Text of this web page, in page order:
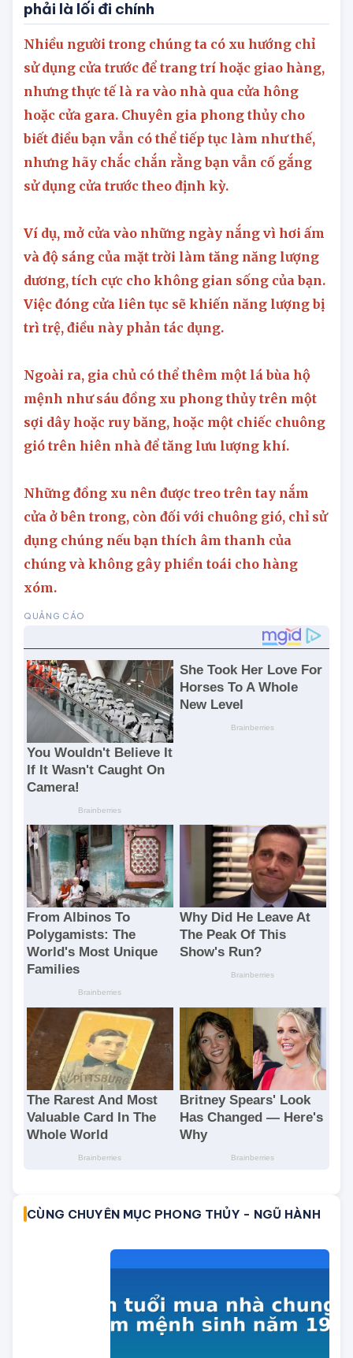
7. Sử dụng cửa trước ngay cả khi không
phải là lối đi chính
Nhiều người trong chúng ta có xu hướng chỉ
sử dụng cửa trước để trang trí hoặc giao hàng,
nhưng thực tế là ra vào nhà qua cửa hông
hoặc cửa gara. Chuyên gia phong thủy cho
biết điều bạn vẫn có thể tiếp tục làm như thế,
nhưng hãy chắc chắn rằng bạn vẫn cố gắng
Ví dụ, mở cửa vào những ngày nắng vì hơi ấm
và độ sáng của mặt trời làm tăng năng lượng
dương, tích cực cho không gian sống của bạn.
Việc đóng cửa liên tục sẽ khiến năng lượng bị
Ngoài ra, gia chủ có thể thêm một lá bùa hộ
mệnh như sáu đồng xu phong thủy trên một
sợi dây hoặc ruy băng, hoặc một chiếc chuông
Những đồng xu nên được treo trên tay nắm
cửa ở bên trong, còn đối với chuông gió, chỉ sử
dụng chúng nếu bạn thích âm thanh của
chúng và không gây phiền toái cho hàng
xóm.
CÙNG CHUYÊN MỤC PHONG THỦY - NGŨ HÀNH